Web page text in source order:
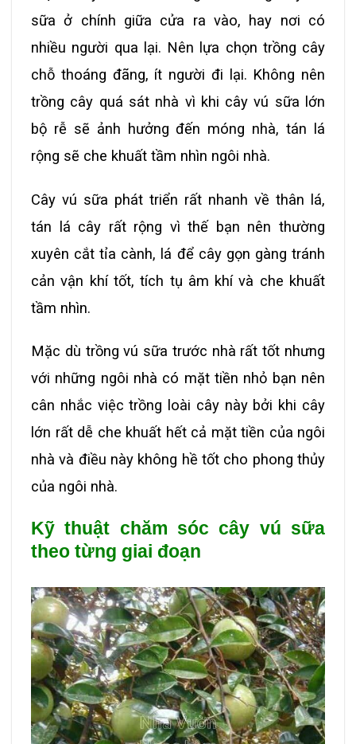
sữa ở chính giữa cửa ra vào, hay nơi có
nhiều người qua lại. Nên lựa chọn trồng cây
chỗ thoáng đãng, ít người đi lại. Không nên
trồng cây quá sát nhà vì khi cây vú sữa lớn
bộ rễ sẽ ảnh hưởng đến móng nhà, tán lá
rộng sẽ che khuất tầm nhìn ngôi nhà.
Cây vú sữa phát triển rất nhanh về thân lá,
tán lá cây rất rộng vì thế bạn nên thường
xuyên cắt tỉa cành, lá để cây gọn gàng tránh
cản vận khí tốt, tích tụ âm khí và che khuất
tầm nhìn.
Mặc dù trồng vú sữa trước nhà rất tốt nhưng
với những ngôi nhà có mặt tiền nhỏ bạn nên
cân nhắc việc trồng loài cây này bởi khi cây
lớn rất dễ che khuất hết cả mặt tiền của ngôi
nhà và điều này không hề tốt cho phong thủy
của ngôi nhà.
Kỹ thuật chăm sóc cây vú sữa
theo từng giai đoạn